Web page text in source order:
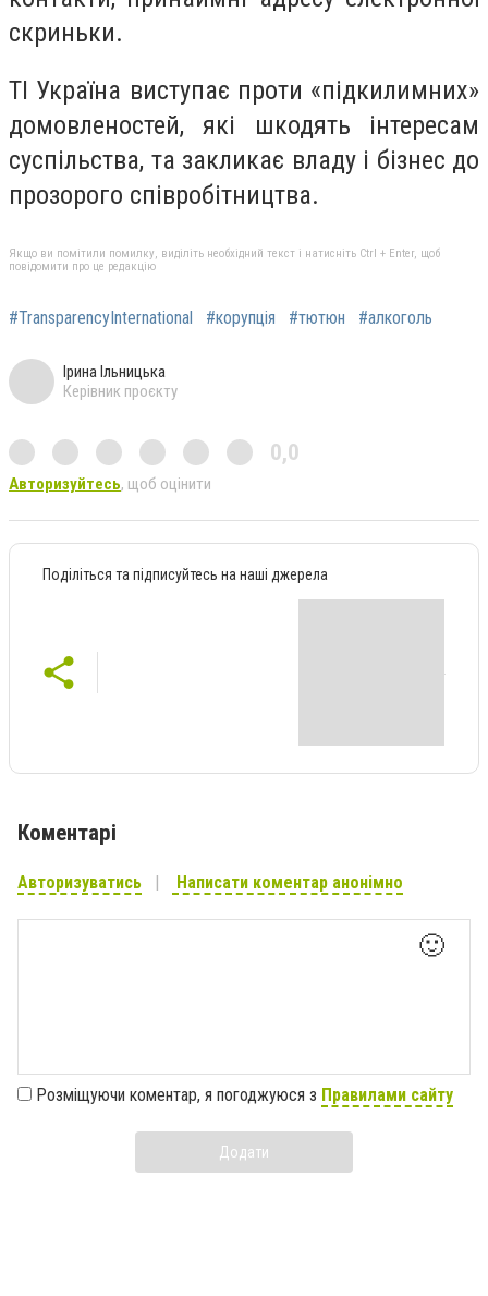
скриньки.
ТІ Україна виступає проти «підкилимних»
домовленостей, які шкодять інтересам
суспільства, та закликає владу і бізнес до
прозорого співробітництва.
Якщо ви помітили помилку, виділіть необхідний текст і натисніть Ctrl + Enter, щоб
повідомити про це редакцію
#TransparencyInternational #корупція #тютюн #алкоголь
Ірина Ільницька
Керівник проєкту
0,0
Авторизуйтесь, щоб оцінити
Поділіться та підписуйтесь на наші джерела
Коментарі
Авторизуватись Написати коментар анонімно
🙂
Розміщуючи коментар, я погоджуюся з Правилами сайту
Додати